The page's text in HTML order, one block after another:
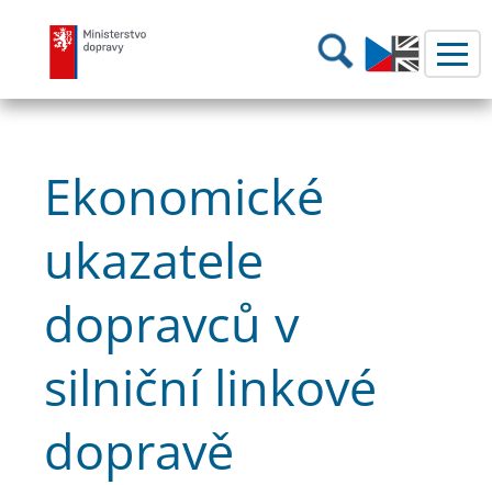
Ministerstvo dopravy Hledání
Ekonomické
ukazatele
dopravců v
silniční linkové
dopravě